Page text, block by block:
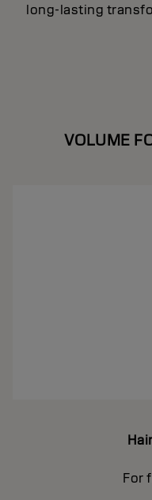
long-lasting
VOLUME
For